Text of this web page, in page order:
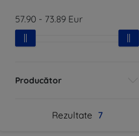
57.90 - 73.89 Eur
Producător
Rezultate 7